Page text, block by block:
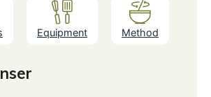
Equipment Method